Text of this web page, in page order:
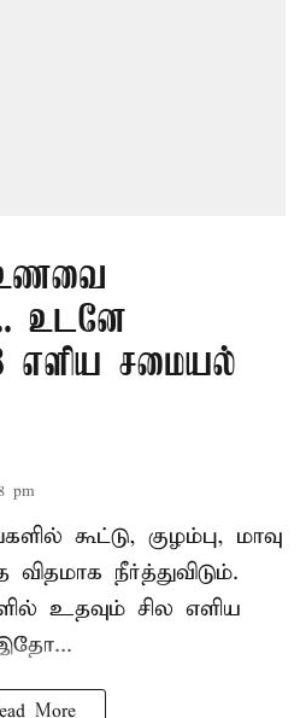
உணவை
உடனே
எளிய சமையல்
pm
கூட்டு, குழம்பு, மாவு
நீர்த்துவிடும்.
உதவும் சில எளிய
More